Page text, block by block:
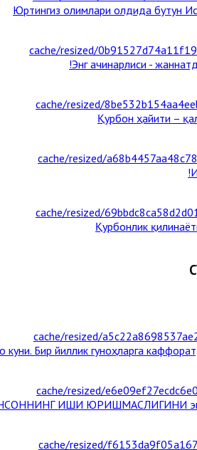
Юртингиз олимлари олдида бутун
Энг ачинарлиси -
Қурбон ҳайити –
Қурбонлик
Бир йиллик гуноҳларга
ИШИ ЮРИШМАСЛИГИНИ